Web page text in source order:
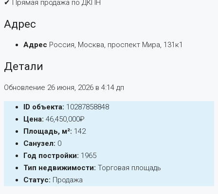
✔ Прямая продажа по ДКПН
Адрес
Адрес Россия, Москва, проспект Мира, 131к1
Детали
Обновление 26 июня, 2026 в 4:14 дп
ID объекта: 10287858848
Цена: 46,450,000₽
Площадь, м²: 142
Санузел: 0
Год постройки: 1965
Тип недвижимости: Торговая площадь
Статус: Продажа